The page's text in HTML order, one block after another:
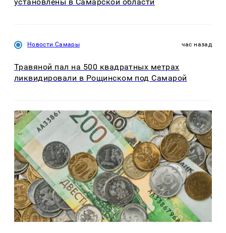
Новости Самары час назад
Травяной пал на 500 квадратных метрах
ликвидировали в Рощинском под Самарой